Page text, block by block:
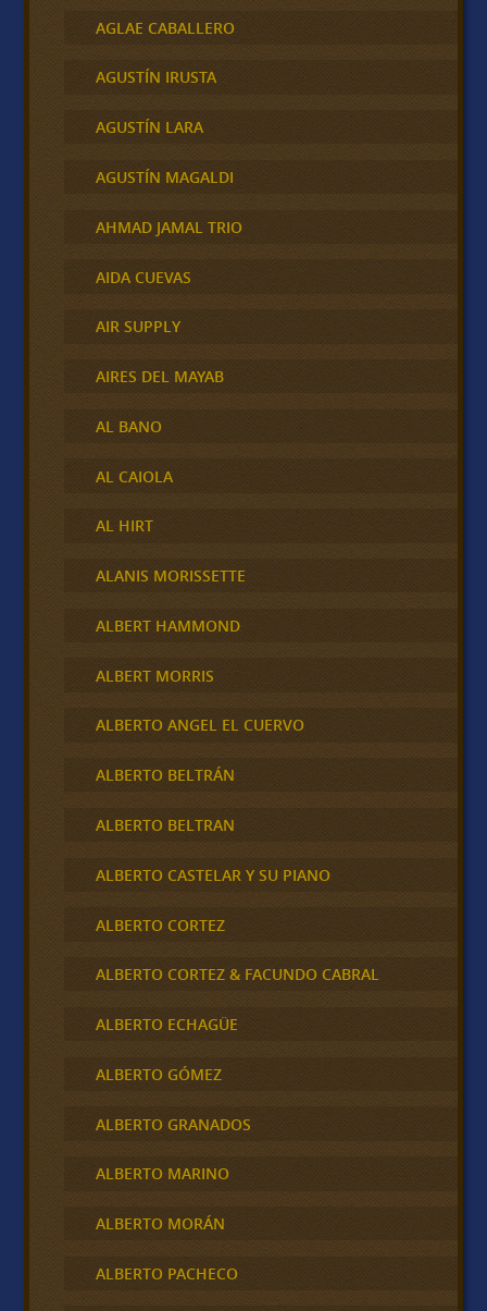
AGLAE CABALLERO
AGUSTÍN IRUSTA
AGUSTÍN LARA
AGUSTÍN MAGALDI
AHMAD JAMAL TRIO
AIDA CUEVAS
AIR SUPPLY
AIRES DEL MAYAB
AL BANO
AL CAIOLA
AL HIRT
ALANIS MORISSETTE
ALBERT HAMMOND
ALBERT MORRIS
ALBERTO ANGEL EL CUERVO
ALBERTO BELTRÁN
ALBERTO BELTRAN
ALBERTO CASTELAR Y SU PIANO
ALBERTO CORTEZ
ALBERTO CORTEZ & FACUNDO CABRAL
ALBERTO ECHAGÜE
ALBERTO GÓMEZ
ALBERTO GRANADOS
ALBERTO MARINO
ALBERTO MORÁN
ALBERTO PACHECO